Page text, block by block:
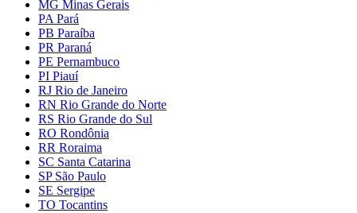
MG Minas Gerais
PA Pará
PB Paraíba
PR Paraná
PE Pernambuco
PI Piauí
RJ Rio de Janeiro
RN Rio Grande do Norte
RS Rio Grande do Sul
RO Rondônia
RR Roraima
SC Santa Catarina
SP São Paulo
SE Sergipe
TO Tocantins